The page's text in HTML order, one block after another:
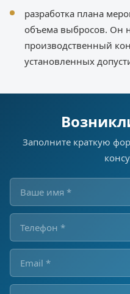
разработка плана
объема выбросов. Он
производственный
установленных
Заполните краткую